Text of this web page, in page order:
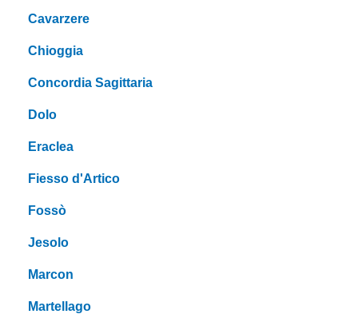
Cavarzere
Chioggia
Concordia Sagittaria
Dolo
Eraclea
Fiesso d'Artico
Fossò
Jesolo
Marcon
Martellago